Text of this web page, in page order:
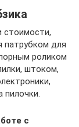
стоимости,
патрубком для
роликом
штоком,
пилочки.
с